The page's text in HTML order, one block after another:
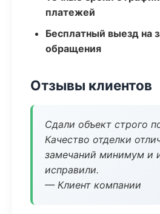
платежей
Бесплатный выезд на
обращения
Отзывы клиентов
Сдали объект строго
Качество отделки
замечаний минимум и
исправили.
— Клиент компании